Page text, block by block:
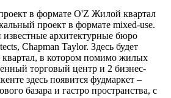
в формате O'Z Жилой квартал
проект в формате mixed-use.
архитектурные бюро
Chapman Taylor. Здесь будет
в котором помимо жилых
торговый центр и 2 бизнес-
здесь появится фудмаркет –
базара и гастро пространства, с